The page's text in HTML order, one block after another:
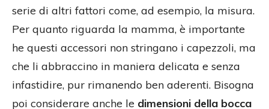
serie di altri fattori come, ad esempio, la misura.
Per quanto riguarda la mamma, è importante
he questi accessori non stringano i capezzoli, ma
che li abbraccino in maniera delicata e senza
infastidire, pur rimanendo ben aderenti. Bisogna
poi considerare anche le dimensioni della bocca